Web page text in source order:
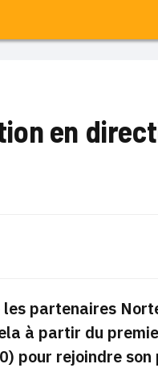
en
partenaires
à partir du
pour rejoindre